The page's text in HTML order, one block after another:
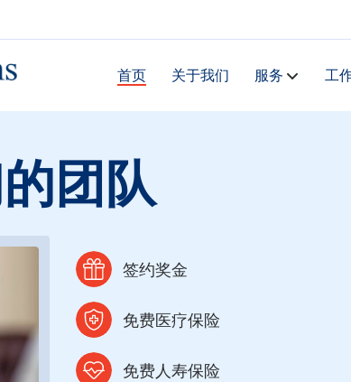
首页 关于我们 服务 工
团队
签约奖金
免费医疗保险
免费人寿保险